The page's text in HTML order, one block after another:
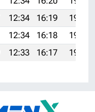
12:34 16:19
19:21
12:34 16:18
19:19
12:33 16:17 19:18